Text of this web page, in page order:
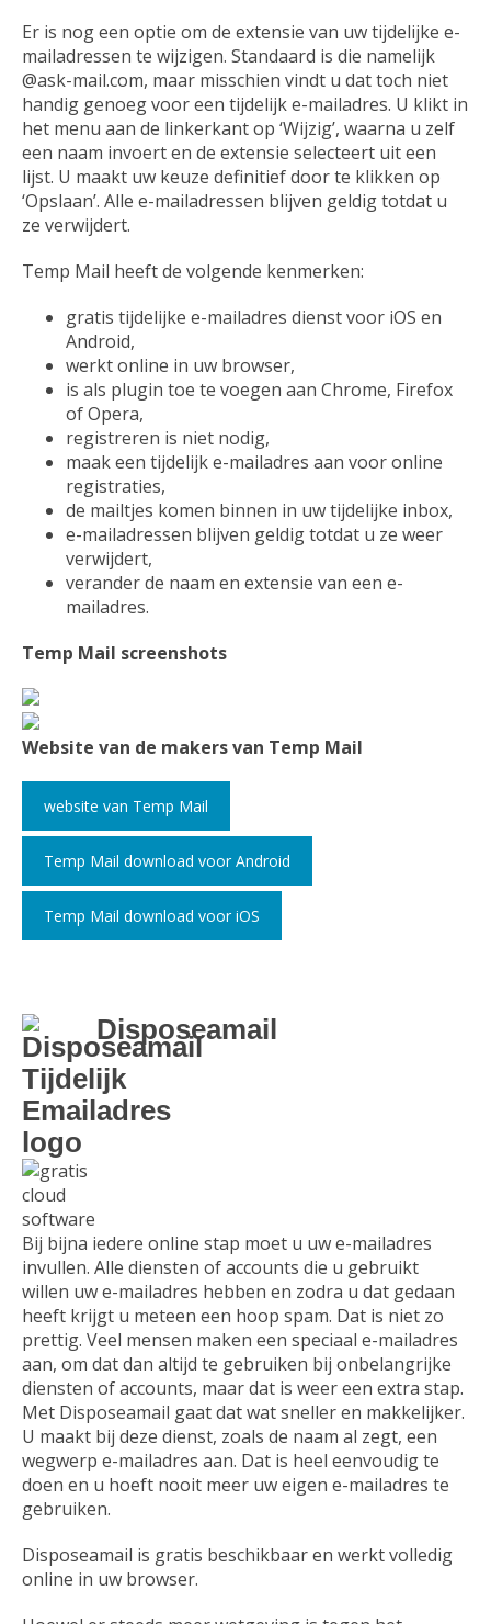
Er is nog een optie om de extensie van uw tijdelijke e-
mailadressen te wijzigen. Standaard is die namelijk
@ask-mail.com, maar misschien vindt u dat toch niet
handig genoeg voor een tijdelijk e-mailadres. U klikt in
het menu aan de linkerkant op ‘Wijzig’, waarna u zelf
een naam invoert en de extensie selecteert uit een
lijst. U maakt uw keuze definitief door te klikken op
‘Opslaan’. Alle e-mailadressen blijven geldig totdat u
ze verwijdert.
Temp Mail heeft de volgende kenmerken:
gratis tijdelijke e-mailadres dienst voor iOS en
Android,
werkt online in uw browser,
is als plugin toe te voegen aan Chrome, Firefox
of Opera,
registreren is niet nodig,
maak een tijdelijk e-mailadres aan voor online
registraties,
de mailtjes komen binnen in uw tijdelijke inbox,
e-mailadressen blijven geldig totdat u ze weer
verwijdert,
verander de naam en extensie van een e-
mailadres.
Temp Mail screenshots
Website van de makers van Temp Mail
website van Temp Mail
Temp Mail download voor Android
Temp Mail download voor iOS
Disposeamail
Bij bijna iedere online stap moet u uw e-mailadres
invullen. Alle diensten of accounts die u gebruikt
willen uw e-mailadres hebben en zodra u dat gedaan
heeft krijgt u meteen een hoop spam. Dat is niet zo
prettig. Veel mensen maken een speciaal e-mailadres
aan, om dat dan altijd te gebruiken bij onbelangrijke
diensten of accounts, maar dat is weer een extra stap.
Met Disposeamail gaat dat wat sneller en makkelijker.
U maakt bij deze dienst, zoals de naam al zegt, een
wegwerp e-mailadres aan. Dat is heel eenvoudig te
doen en u hoeft nooit meer uw eigen e-mailadres te
gebruiken.
Disposeamail is gratis beschikbaar en werkt volledig
online in uw browser.